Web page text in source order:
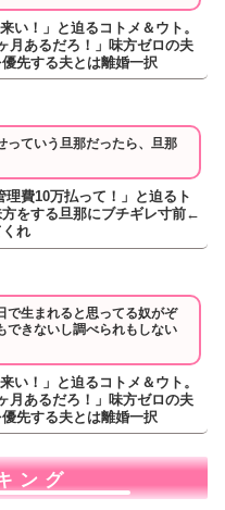
い！」と迫るコトメ＆ウト。
月あるだろ！」味方ゼロの夫
先する夫とは離婚一択
っていう旦那だったら、旦那
費10万払って！」と迫るト
をする旦那にブチギレ寸前←
れ
で生まれると思ってる奴がぞ
できないし調べられもしない
い！」と迫るコトメ＆ウト。
月あるだろ！」味方ゼロの夫
先する夫とは離婚一択
ング